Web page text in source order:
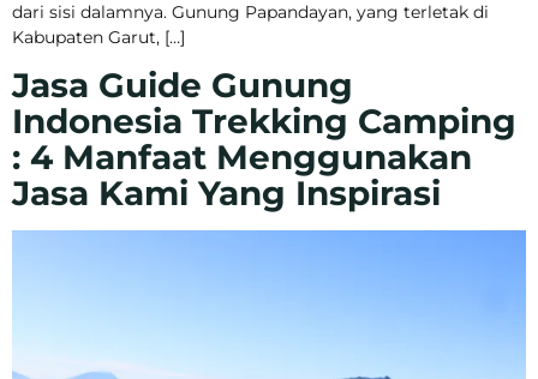
dari sisi dalamnya. Gunung Papandayan, yang terletak di
Kabupaten Garut, […]
Jasa Guide Gunung
Indonesia Trekking Camping
: 4 Manfaat Menggunakan
Jasa Kami Yang Inspirasi